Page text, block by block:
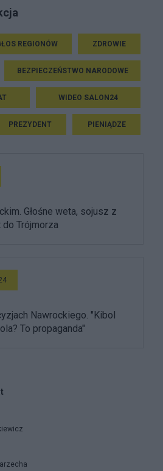
REGIONÓW ZDROWIE
BEZPIECZEŃSTWO NARODOWE
WIDEO SALON24
PREZYDENT PIENIĄDZE
Głośne weta, sojusz z
Trójmorza
Nawrockiego. "Kibol
To propaganda"